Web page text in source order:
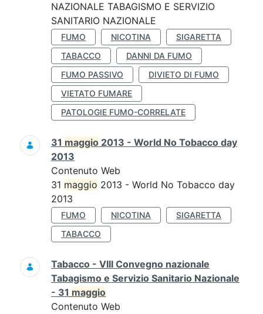
NAZIONALE TABAGISMO E SERVIZIO
SANITARIO NAZIONALE
FUMO NICOTINA
SIGARETTA
TABACCO
DANNI DA FUMO
FUMO PASSIVO
DIVIETO DI FUMO
VIETATO FUMARE
PATOLOGIE FUMO-CORRELATE
31 maggio 2013 - World No Tobacco day
2013
Contenuto Web
31 maggio 2013 - World No Tobacco day
2013
FUMO NICOTINA
SIGARETTA
TABACCO
Tabacco - VIII Convegno nazionale
Tabagismo e Servizio Sanitario Nazionale
- 31 maggio
Contenuto Web